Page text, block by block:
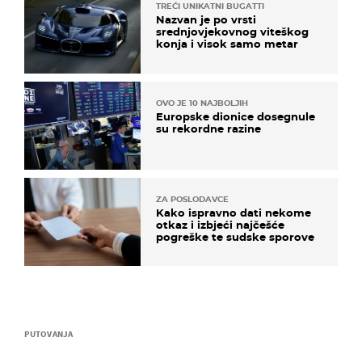
PUTOVANJA
TREĆI UNIKATNI BUGATTI
Nazvan je po vrsti
srednjovjekovnog viteškog
konja i visok samo metar
OVO JE 10 NAJBOLJIH
Europske dionice dosegnule
su rekordne razine
ZA POSLODAVCE
Kako ispravno dati nekome
otkaz i izbjeći najčešće
pogreške te sudske sporove